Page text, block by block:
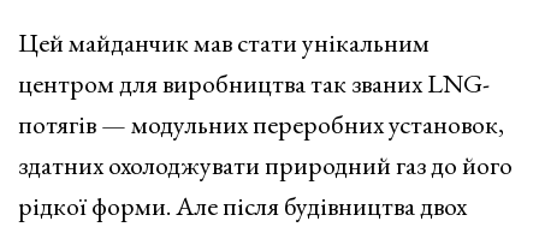
Цей майданчик мав стати унікальним
центром для виробництва так званих LNG-
потягів — модульних переробних установок,
здатних охолоджувати природний газ до його
рідкої форми. Але після будівництва двох